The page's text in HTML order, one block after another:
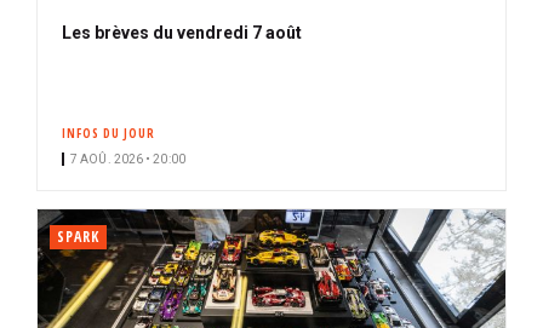
Les brèves du vendredi 7 août
INFOS DU JOUR
7 AOÛ. 2026 • 20:00
SPARK